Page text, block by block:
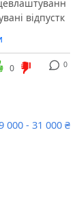
відпустк
0
0
000 - 31 000 ₴